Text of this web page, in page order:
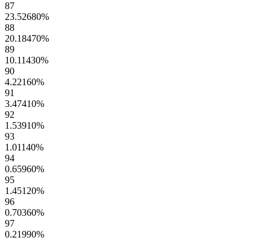
87
23.52680%
88
20.18470%
89
10.11430%
90
4.22160%
91
3.47410%
92
1.53910%
93
1.01140%
94
0.65960%
95
1.45120%
96
0.70360%
97
0.21990%